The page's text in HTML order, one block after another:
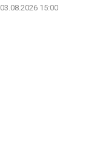
03.08.2026 15:00